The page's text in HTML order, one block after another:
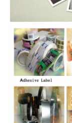
バ
シ
ー
ポ
リ